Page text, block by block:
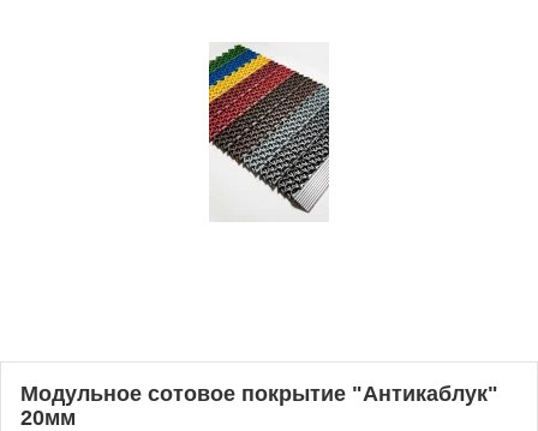
Модульное сотовое покрытие "Антикаблук"
20мм